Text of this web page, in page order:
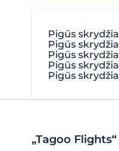
Pigūs
Pigūs
Pigūs
Pigūs
Pigūs
„Tagoo Flights“